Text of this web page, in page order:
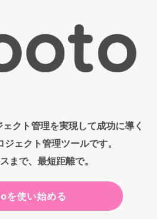
クト管理を実現して成功に導く
ェクト管理ツールです。
まで、最短距離で。
を使い始める